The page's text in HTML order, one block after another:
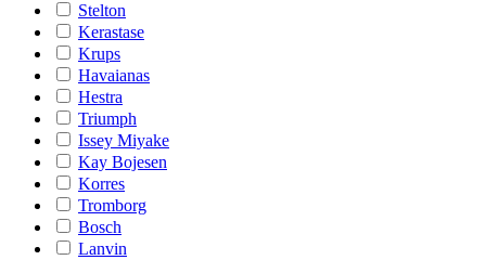
Stelton
Kerastase
Krups
Havaianas
Hestra
Triumph
Issey Miyake
Kay Bojesen
Korres
Tromborg
Bosch
Lanvin